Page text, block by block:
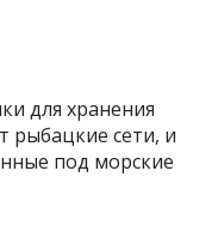
для хранения
рыбацкие сети, и
под морские